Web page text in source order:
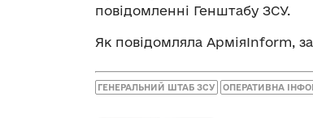
повідомленні Генштабу ЗСУ.
Як повідомляла АрміяInform,
ГЕНЕРАЛЬНИЙ ШТАБ ЗСУ ОПЕРАТИВНА